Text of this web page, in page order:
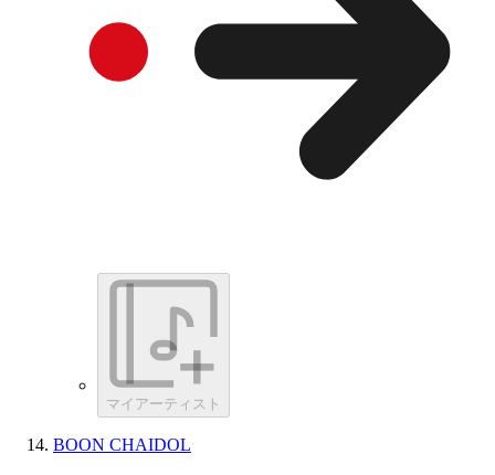
マイアーティスト
BOON CHAIDOL